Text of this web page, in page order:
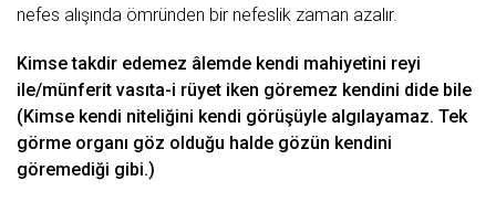
nefes alışında ömründen bir nefeslik zaman azalır.
Kimse takdir edemez âlemde kendi mahiyetini reyi
ile/münferit vasıta-i rüyet iken göremez kendini dide bile
(Kimse kendi niteliğini kendi görüşüyle algılayamaz. Tek
görme organı göz olduğu halde gözün kendini
göremediği gibi.)